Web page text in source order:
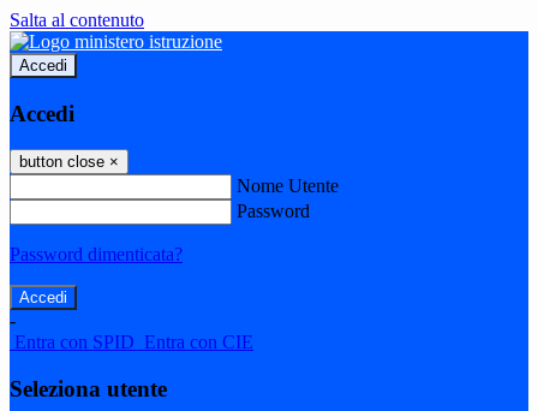
Salta al contenuto
Accedi
Accedi
button close ×
Nome Utente
Password
Password dimenticata?
-
Entra con SPID Entra con CIE
Seleziona utente